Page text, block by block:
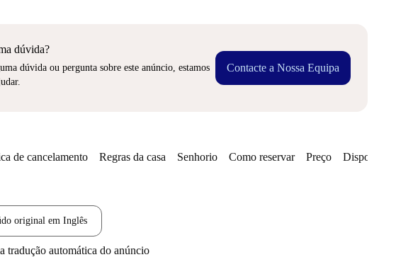
dúvida?
dúvida ou pergunta sobre este anúncio, estamos
Contacte a Nossa Equipa
de cancelamento Regras da casa Senhorio Como reservar Preço Disponibilidades
original em Inglês
tradução automática do anúncio